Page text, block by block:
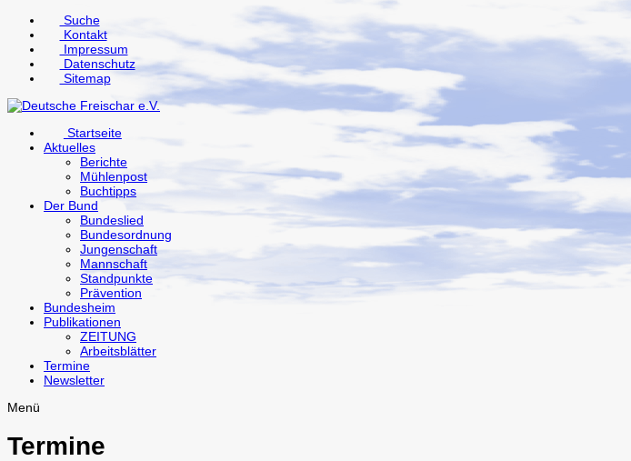
Zum
Inhalt
Suche
Kontakt
Impressum
Datenschutz
Sitemap
Startseite
Aktuelles
Berichte
Mühlenpost
Buchtipps
Der Bund
Bundeslied
Bundesordnung
Jungenschaft
Mannschaft
Standpunkte
Prävention
Bundesheim
Publikationen
ZEITUNG
Arbeitsblätter
Termine
Newsletter
Menü
Termine